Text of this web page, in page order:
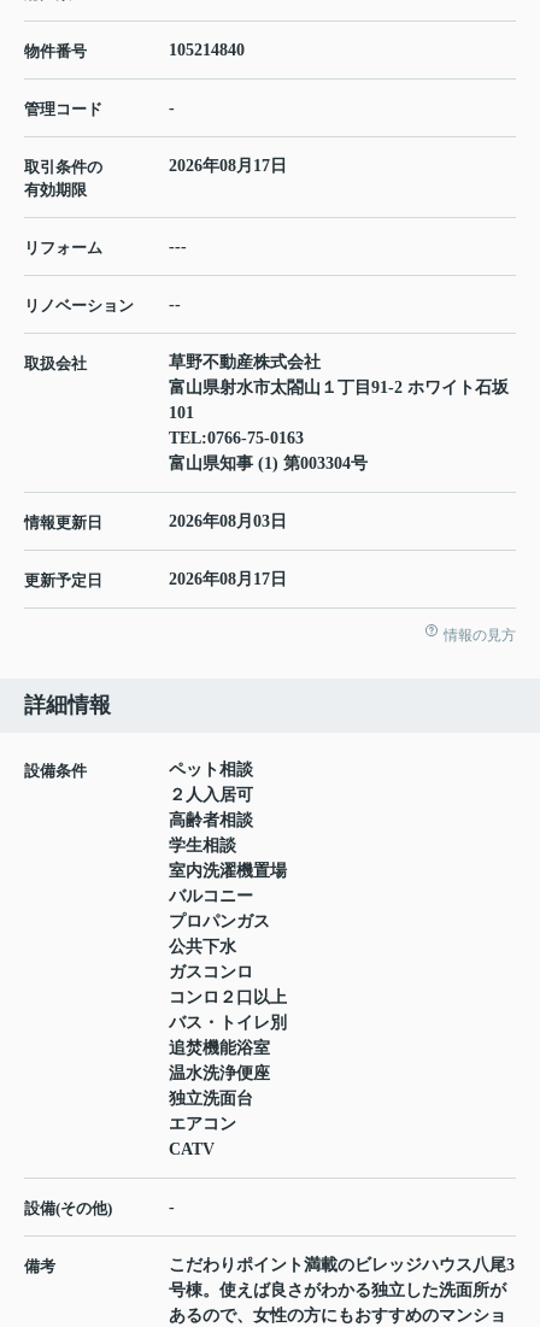
物件番号 105214840
管理コード -
取引条件の
有効期限
2026年08月17日
リフォーム ---
リノベーション --
取扱会社
草野不動産株式会社
富山県射水市太閤山１丁目91-2 ホワイト石坂
101
TEL:0766-75-0163
富山県知事 (1) 第003304号
情報更新日 2026年08月03日
更新予定日 2026年08月17日
情報の見方
詳細情報
設備条件
ペット相談
２人入居可
高齢者相談
学生相談
室内洗濯機置場
バルコニー
プロパンガス
公共下水
ガスコンロ
コンロ２口以上
バス・トイレ別
追焚機能浴室
温水洗浄便座
独立洗面台
エアコン
CATV
設備(その他) -
備考
こだわりポイント満載のビレッジハウス八尾3
号棟。使えば良さがわかる独立した洗面所が
あるので、女性の方にもおすすめのマンショ